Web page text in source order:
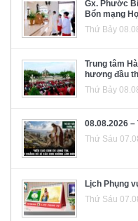
Gx. Phước
Bổn mạng
Thứ Bảy
Trung tâm
hương đầu
Thứ Bảy
08.08.2026
Thứ Sáu
Lịch Phụng
Thứ Sáu